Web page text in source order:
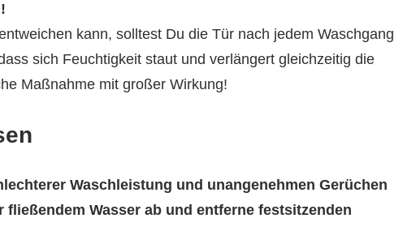
kann, solltest Du die Tür nach jedem Waschgang
sich Feuchtigkeit staut und verlängert gleichzeitig die
Maßnahme mit großer Wirkung!
Waschleistung und unangenehmen Gerüchen
Wasser ab und entferne festsitzenden